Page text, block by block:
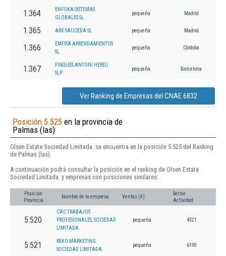
1.364
ENFOKA SISTEMAS
GLOBALES SL.
pequeña Madrid
1.365 ARX SAUCEDA SL pequeña Madrid
1.366
EMFISA ARRENDAMIENTOS
SL
pequeña Córdoba
1.367
FINQUES ANTONI HEREU
SLP
pequeña Barcelona
Ver Ranking de Empresas del CNAE 6832
Posición 5.525 en la provincia de
Palmas (las)
Olsen Estate Sociedad Limitada. se encuentra en la posición 5.525 del Ranking
de Palmas (las).
A continuación podrá consultar la posición en el ranking de Olsen Estate
Sociedad Limitada. y empresas con posiciones similares:
Posición
Provincia
Nombre de la empresa Ventas (€)
Sector
Actividad
5.520
CAC TRABAJOS
PROFESIONALES, SOCIEDAD
LIMITADA.
pequeña 4321
5.521
REKO MARKETING
SOCIEDAD LIMITADA.
pequeña 6190